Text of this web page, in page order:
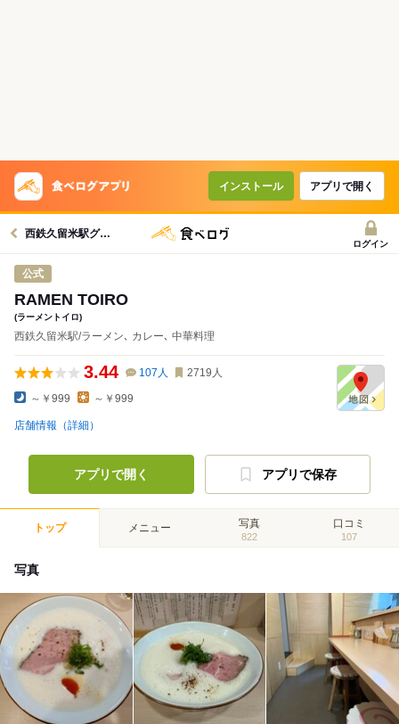
インストール アプリで開く
西鉄久留米駅グルメへ
ログイン
公式
RAMEN TOIRO
(ラーメントイロ)
西鉄久留米駅/ラーメン､ カレー､ 中華料理
3.44 107 人 2719 人
～￥999 ～￥999
店舗情報（詳細）
アプリで開く アプリで保存
トップ メニュー 写真
822
口コミ
107
写真